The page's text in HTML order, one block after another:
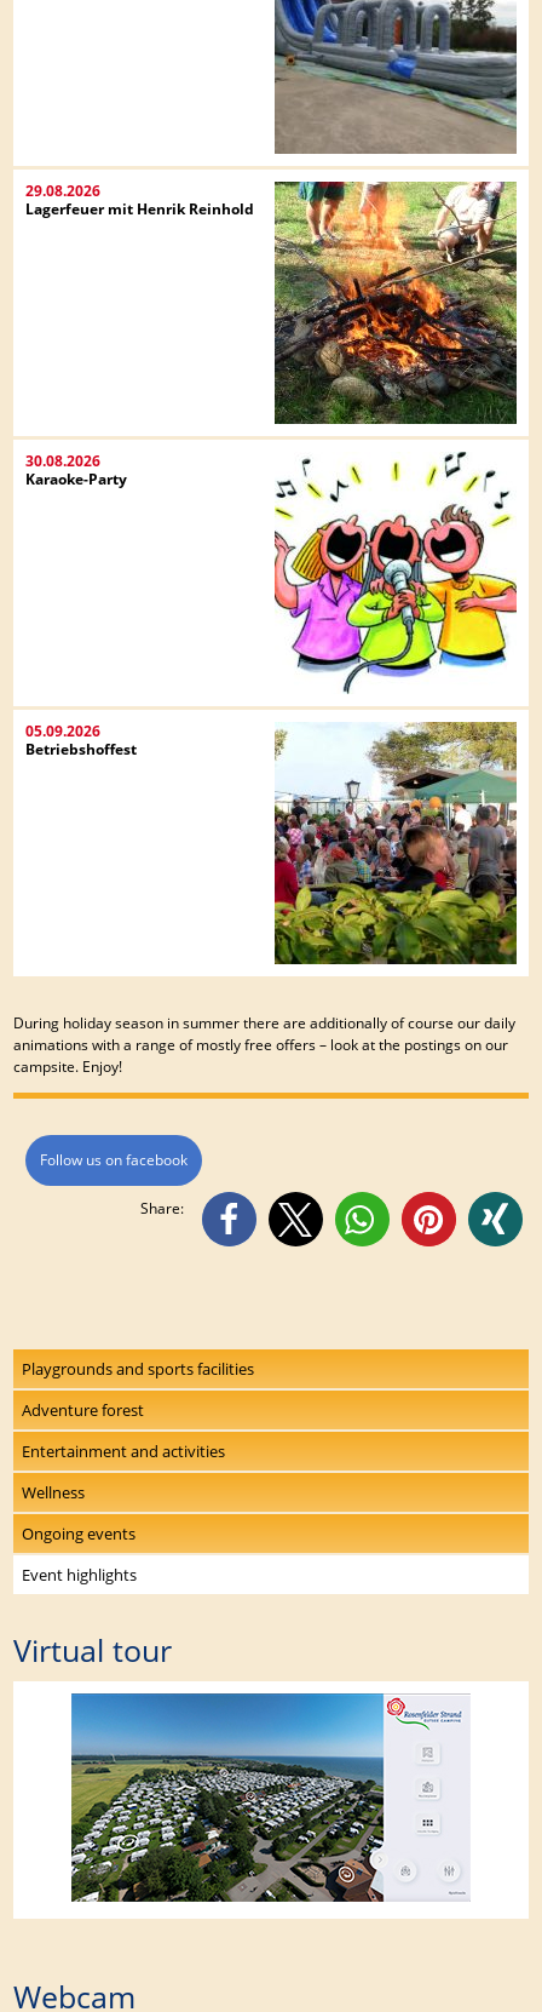
29.08.2026
Lagerfeuer mit Henrik Reinhold
30.08.2026
Karaoke-Party
05.09.2026
Betriebshoffest
During holiday season in summer there are additionally of course our daily
animations with a range of mostly free offers – look at the postings on our
campsite. Enjoy!
Follow us on facebook
Share:
Playgrounds and sports facilities
Adventure forest
Entertainment and activities
Wellness
Ongoing events
Event highlights
Virtual tour
Webcam